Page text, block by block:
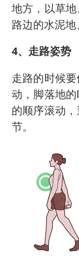
地方，以草
路边的水泥地
4、走路姿势
走路的时候
动，脚落地
的顺序滚动
节。